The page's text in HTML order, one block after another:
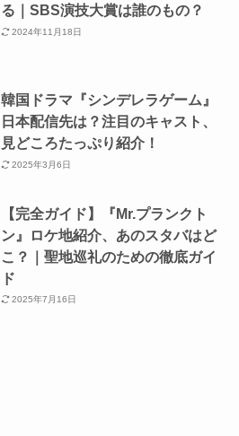
る｜SBS演技大賞は誰のもの？
2024年11月18日
韓国ドラマ『シンデレラゲーム』
日本配信先は？注目のキャスト、
見どころたっぷり紹介！
2025年3月6日
【完全ガイド】『Mr.プランクト
ン』ロケ地紹介、あのスタバはど
こ？｜聖地巡礼のための徹底ガイ
ド
2025年7月16日